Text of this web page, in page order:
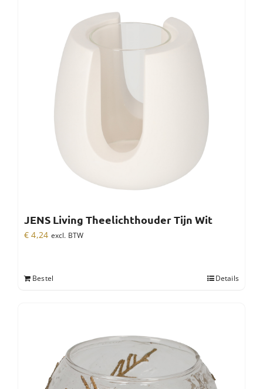
JENS Living Theelichthouder Tijn Wit
€ 4,24 excl. BTW
Bestel Details